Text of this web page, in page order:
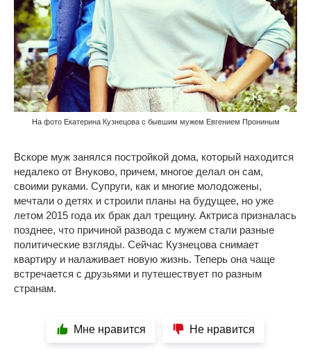
На фото Екатерина Кузнецова с бывшим мужем Евгением Прониным
Вскоре муж занялся постройкой дома, который находится
недалеко от Внуково, причем, многое делал он сам,
своими руками. Супруги, как и многие молодожены,
мечтали о детях и строили планы на будущее, но уже
летом 2015 года их брак дал трещину. Актриса призналась
позднее, что причиной развода с мужем стали разные
политические взгляды. Сейчас Кузнецова снимает
квартиру и налаживает новую жизнь. Теперь она чаще
встречается с друзьями и путешествует по разным
странам.
Мне нравится Не нравится